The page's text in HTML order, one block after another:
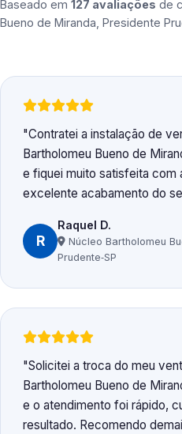
Baseado em 127 avaliações de
Bueno de Miranda, Presidente
Contratei a instalação de
Bartholomeu Bueno de
e fiquei muito satisfeita com
excelente acabamento do
R
Raquel D.
Núcleo Bartholomeu
Prudente‑SP
Solicitei a troca do meu
Bartholomeu Bueno de
e o atendimento foi rápido,
resultado. Recomendo